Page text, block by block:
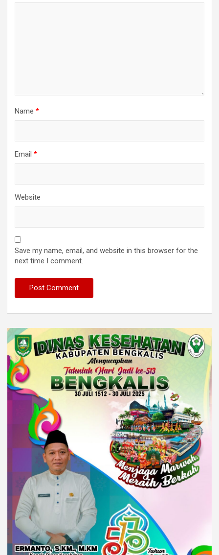
Name *
Email *
Website
Save my name, email, and website in this browser for the
next time I comment.